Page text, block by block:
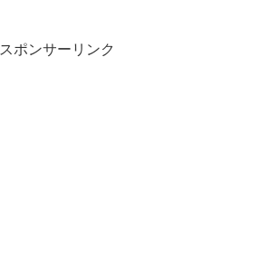
スポンサーリンク